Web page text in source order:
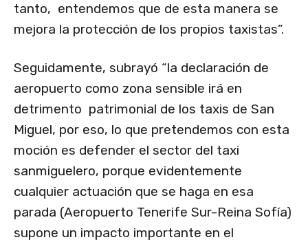
tanto, entendemos que de esta manera se
mejora la protección de los propios taxistas”.
Seguidamente, subrayó “la declaración de
aeropuerto como zona sensible irá en
detrimento patrimonial de los taxis de San
Miguel, por eso, lo que pretendemos con esta
moción es defender el sector del taxi
sanmiguelero, porque evidentemente
cualquier actuación que se haga en esa
parada (Aeropuerto Tenerife Sur-Reina Sofía)
supone un impacto importante en el